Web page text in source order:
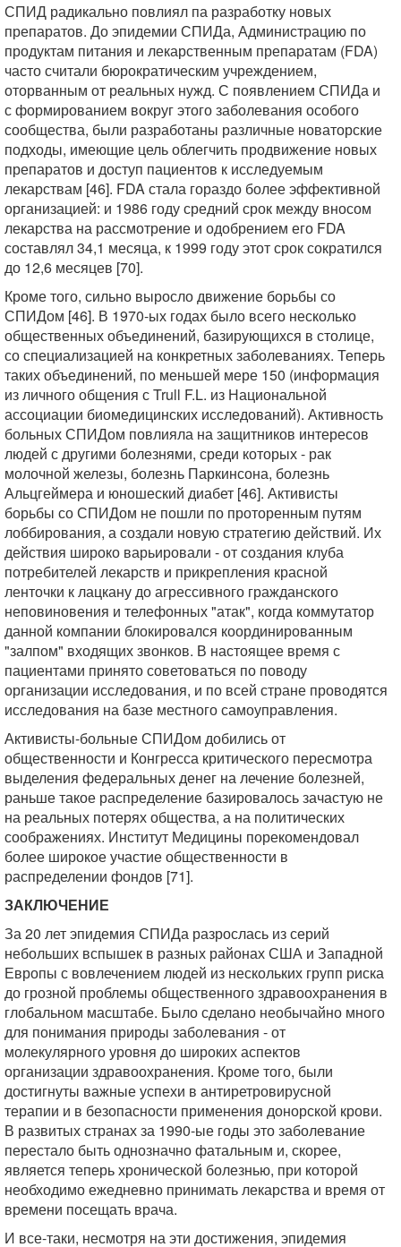
СПИД радикально повлиял па разработку новых
препаратов. До эпидемии СПИДа, Администрацию по
продуктам питания и лекарственным препаратам (FDA)
часто считали бюрократическим учреждением,
оторванным от реальных нужд. С появлением СПИДа и
с формированием вокруг этого заболевания особого
сообщества, были разработаны различные новаторские
подходы, имеющие цель облегчить продвижение новых
препаратов и доступ пациентов к исследуемым
лекарствам [46]. FDA стала гораздо более эффективной
организацией: и 1986 году средний срок между вносом
лекарства на рассмотрение и одобрением его FDA
составлял 34,1 месяца, к 1999 году этот срок сократился
до 12,6 месяцев [70].
Кроме того, сильно выросло движение борьбы со
СПИДом [46]. В 1970-ых годах было всего несколько
общественных объединений, базирующихся в столице,
со специализацией на конкретных заболеваниях. Теперь
таких объединений, по меньшей мере 150 (информация
из личного общения с Trull F.L. из Национальной
ассоциации биомедицинских исследований). Активность
больных СПИДом повлияла на защитников интересов
людей с другими болезнями, среди которых - рак
молочной железы, болезнь Паркинсона, болезнь
Альцгеймера и юношеский диабет [46]. Активисты
борьбы со СПИДом не пошли по проторенным путям
лоббирования, а создали новую стратегию действий. Их
действия широко варьировали - от создания клуба
потребителей лекарств и прикрепления красной
ленточки к лацкану до агрессивного гражданского
неповиновения и телефонных "атак", когда коммутатор
данной компании блокировался координированным
"залпом" входящих звонков. В настоящее время с
пациентами принято советоваться по поводу
организации исследования, и по всей стране проводятся
исследования на базе местного самоуправления.
Активисты-больные СПИДом добились от
общественности и Конгресса критического пересмотра
выделения федеральных денег на лечение болезней,
раньше такое распределение базировалось зачастую не
на реальных потерях общества, а на политических
соображениях. Институт Медицины порекомендовал
более широкое участие общественности в
распределении фондов [71].
ЗАКЛЮЧЕНИЕ
За 20 лет эпидемия СПИДа разрослась из серий
небольших вспышек в разных районах США и Западной
Европы с вовлечением людей из нескольких групп риска
до грозной проблемы общественного здравоохранения в
глобальном масштабе. Было сделано необычайно много
для понимания природы заболевания - от
молекулярного уровня до широких аспектов
организации здравоохранения. Кроме того, были
достигнуты важные успехи в антиретровирусной
терапии и в безопасности применения донорской крови.
В развитых странах за 1990-ые годы это заболевание
перестало быть однозначно фатальным и, скорее,
является теперь хронической болезнью, при которой
необходимо ежедневно принимать лекарства и время от
времени посещать врача.
И все-таки, несмотря на эти достижения, эпидемия